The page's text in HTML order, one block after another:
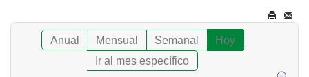
Anual Mensual Semanal
Hoy
Ir al mes específico